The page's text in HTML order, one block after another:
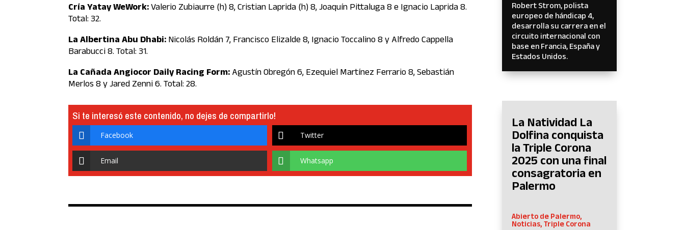
Cría Yatay WeWork: Valerio Zubiaurre (h) 8, Cristian Laprida (h) 8, Joaquín Pittaluga 8 e Ignacio Laprida 8.
Total: 32.
La Albertina Abu Dhabi: Nicolás Roldán 7, Francisco Elizalde 8, Ignacio Toccalino 8 y Alfredo Cappella
Barabucci 8. Total: 31.
La Cañada Angiocor Daily Racing Form: Agustín Obregón 6, Ezequiel Martínez Ferrario 8, Sebastián
Merlos 8 y Jared Zenni 6. Total: 28.
Si te interesó este contenido, no dejes de compartirlo!
Facebook Twitter
Email Whatsapp
Robert Strom, polista
europeo de hándicap 4,
desarrolla su carrera en el
circuito internacional con
base en Francia, España y
Estados Unidos.
La Natividad La
Dolfina conquista
la Triple Corona
2025 con una final
consagratoria en
Palermo
Abierto de Palermo,
Noticias,Triple Corona